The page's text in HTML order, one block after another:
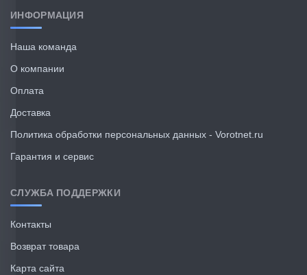
ИНФОРМАЦИЯ
Наша команда
О компании
Оплата
Доставка
Политика обработки персональных данных - Vorotnet.ru
Гарантия и сервис
СЛУЖБА ПОДДЕРЖКИ
Контакты
Возврат товара
Карта сайта